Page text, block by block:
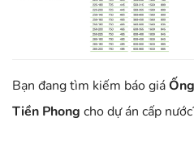
Bạn đang tìm kiếm báo giá
Tiền Phong cho dự án cấp